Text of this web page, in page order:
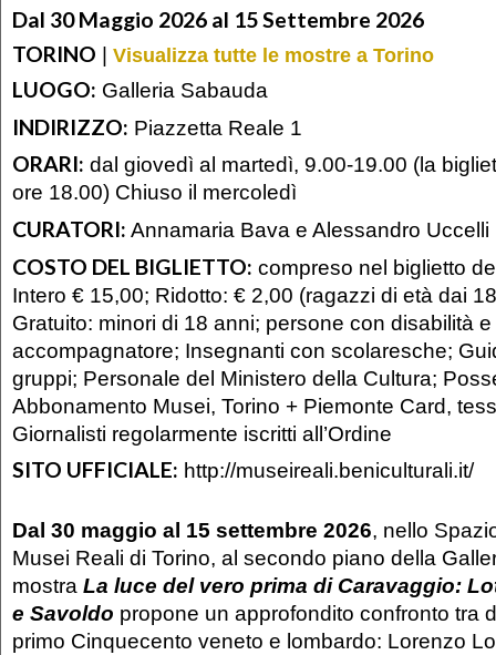
Dal 30 Maggio 2026 al 15 Settembre 2026
TORINO | Visualizza tutte le mostre a Torino
LUOGO: Galleria Sabauda
INDIRIZZO: Piazzetta Reale 1
ORARI: dal giovedì al martedì, 9.00-19.00 (la
ore 18.00) Chiuso il mercoledì
CURATORI: Annamaria Bava e Alessandro Uccelli
COSTO DEL BIGLIETTO: compreso nel biglietto
Intero € 15,00; Ridotto: € 2,00 (ragazzi di età dai
Gratuito: minori di 18 anni; persone con disabilità
accompagnatore; Insegnanti con scolaresche;
gruppi; Personale del Ministero della Cultura;
Abbonamento Musei, Torino + Piemonte Card,
Giornalisti regolarmente iscritti all’Ordine
SITO UFFICIALE: http://museireali.beniculturali.it/
Dal 30 maggio al 15 settembre 2026, nello
Musei Reali di Torino, al secondo piano della
mostra La luce del vero prima di Caravaggio:
e Savoldo propone un approfondito confronto tra
primo Cinquecento veneto e lombardo: Lorenzo